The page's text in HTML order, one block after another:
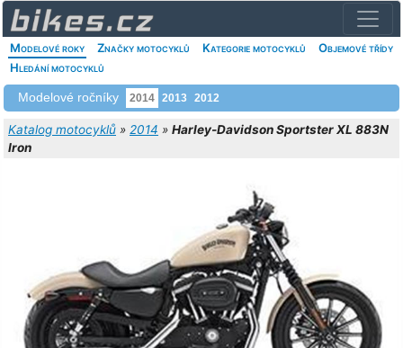
Modelové roky Značky motocyklů Kategorie motocyklů
Objemové třídy
Hledání motocyklů
Modelové ročníky 2014 2013 2012
Katalog motocyklů » 2014 » Harley-Davidson Sportster XL 883N
Iron